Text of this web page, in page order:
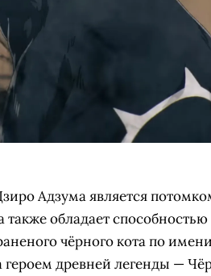
Адзума является
также обладает
чёрного кота по
героем древней легенды —